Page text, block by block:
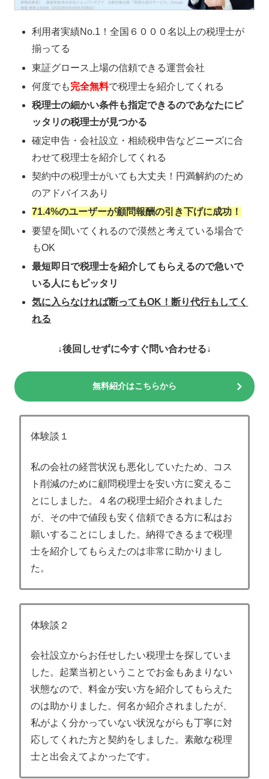
利用者実績No.1！全国６０００名以上の税理士が
揃ってる
東証グロース上場の信頼できる運営会社
何度でも完全無料で税理士を紹介してくれる
税理士の細かい条件も指定できるのであなたにピ
ッタリの税理士が見つかる
確定申告・会社設立・相続税申告などニーズに合
わせて税理士を紹介してくれる
契約中の税理士がいても大丈夫！円満解約のため
のアドバイスあり
71.4%のユーザーが顧問報酬の引き下げに成功！
要望を聞いてくれるので漠然と考えている場合で
もOK
最短即日で税理士を紹介してもらえるので急いで
いる人にもピッタリ
気に入らなければ断ってもOK！断り代行もしてく
れる
↓後回しせずに今すぐ問い合わせる↓
無料紹介はこちらから
体験談１
私の会社の経営状況も悪化していたため、コス
ト削減のために顧問税理士を安い方に変えるこ
とにしました。４名の税理士紹介されました
が、その中で値段も安く信頼できる方に私はお
願いすることにしました。納得できるまで税理
士を紹介してもらえたのは非常に助かりまし
た。
体験談２
会社設立からお任せしたい税理士を探していま
した。起業当初ということでお金もあまりない
状態なので、料金が安い方を紹介してもらえた
のは助かりました。何名か紹介されましたが、
私がよく分かっていない状況ながらも丁寧に対
応してくれた方と契約をしました。素敵な税理
士と出会えてよかったです。